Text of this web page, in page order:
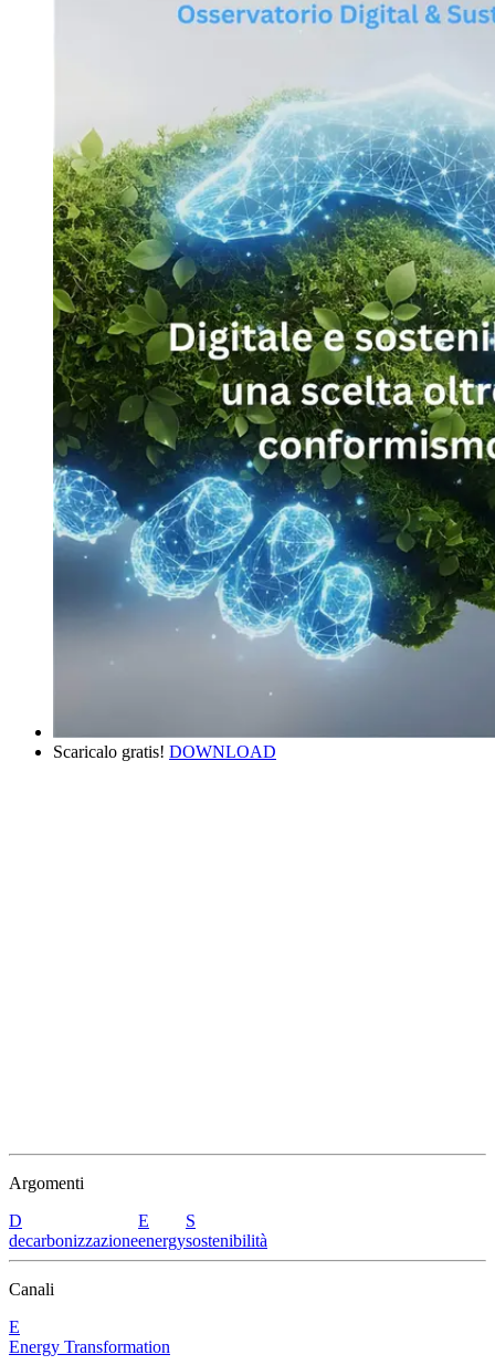
Scaricalo gratis! DOWNLOAD
Argomenti
D
decarbonizzazione
E
energy
S
sostenibilità
Canali
E
Energy Transformation